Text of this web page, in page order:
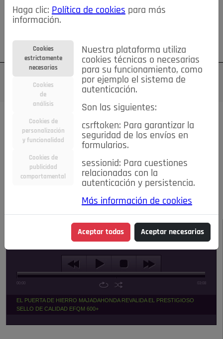
TABLÓN DE ANUNCIOS MIS ANUNCIOS CONTACTO
NOSOTROS
Su cuenta Regístrese ¿Olvidó su contraseña?
Todas las noticias..
#TePrestoMisOjos Caridad
Ciencia&Tecnología
Economía
Entretenimiento
Estilo de Vida
Internacional
Madrid Opinión IN
Pozuelo de Alarcón
Salud 🔴 En Directo
NOTICIAS
Escucha el audio de esta noticia:
00:00 03:08
EL PUERTA DE HIERRO MAJADAHONDA REVALIDA EL PRESTIGIOSO
SELLO DE CALIDAD EFQM 600+
Haga clic: Política de cookies para más
información.
Cookies
estrictamente
necesarias
Cookies
de
análisis
Cookies de
personalización
y funcionalidad
Cookies de
publicidad
comportamental
Nuestra plataforma utiliza
cookies técnicas o necesarias
para su funcionamiento, como
por ejemplo el sistema de
autenticación.
Son las siguientes:
csrftoken: Para garantizar la
seguridad de los envíos en
formularios.
sessionid: Para cuestiones
relacionadas con la
autenticación y persistencia.
Más información de cookies
Aceptar todas Aceptar necesarias